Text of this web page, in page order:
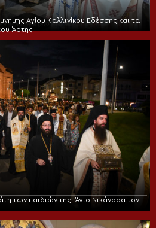
Αγίου Καλλινίκου Εδέσσης και τα
Άρτης
των παιδιών της, Άγιο Νικάνορα τον